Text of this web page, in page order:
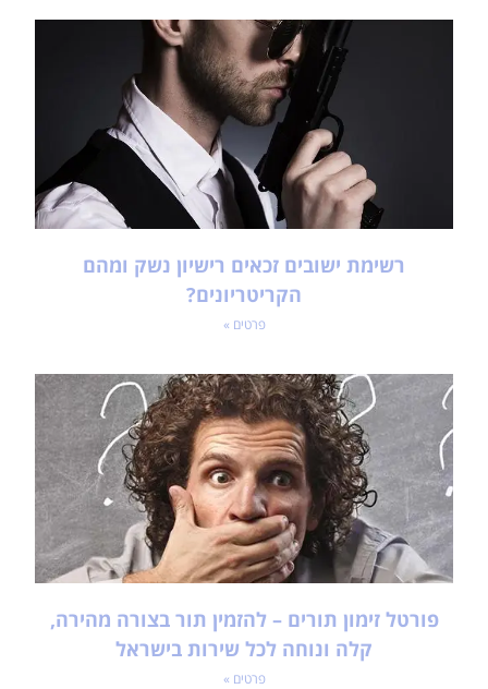
רשימת ישובים זכאים רישיון נשק ומהם
הקריטריונים?
פרטים »
פורטל זימון תורים – להזמין תור בצורה מהירה,
קלה ונוחה לכל שירות בישראל
פרטים »